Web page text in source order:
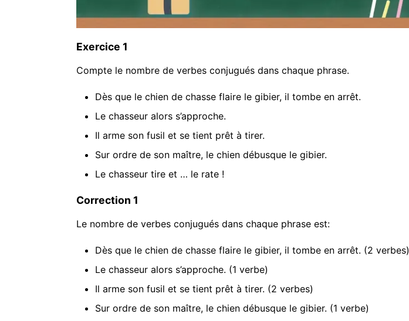
Exercice 1
Compte le nombre de verbes conjugués dans chaque phrase.
Dès que le chien de chasse flaire le gibier, il tombe en arrêt.
Le chasseur alors s’approche.
Il arme son fusil et se tient prêt à tirer.
Sur ordre de son maître, le chien débusque le gibier.
Le chasseur tire et … le rate !
Correction 1
Le nombre de verbes conjugués dans chaque phrase est:
Dès que le chien de chasse flaire le gibier, il tombe en arrêt. (2 verbes)
Le chasseur alors s’approche. (1 verbe)
Il arme son fusil et se tient prêt à tirer. (2 verbes)
Sur ordre de son maître, le chien débusque le gibier. (1 verbe)